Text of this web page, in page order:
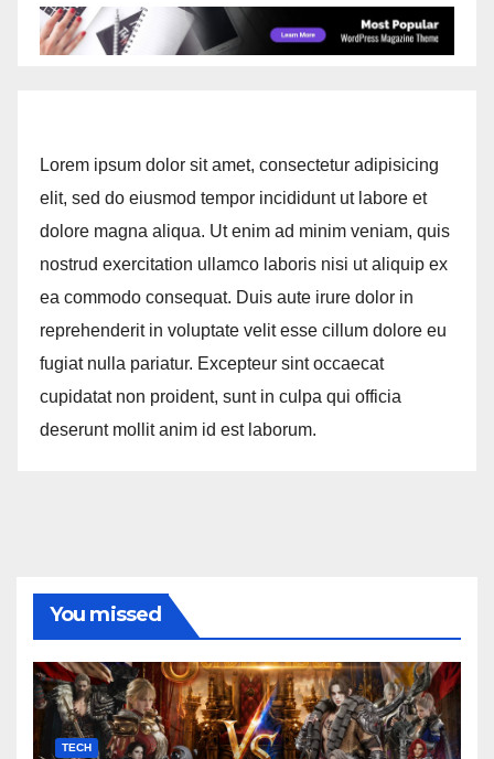
Lorem ipsum dolor sit amet, consectetur adipisicing
elit, sed do eiusmod tempor incididunt ut labore et
dolore magna aliqua. Ut enim ad minim veniam, quis
nostrud exercitation ullamco laboris nisi ut aliquip ex
ea commodo consequat. Duis aute irure dolor in
reprehenderit in voluptate velit esse cillum dolore eu
fugiat nulla pariatur. Excepteur sint occaecat
cupidatat non proident, sunt in culpa qui officia
deserunt mollit anim id est laborum.
You missed
TECH